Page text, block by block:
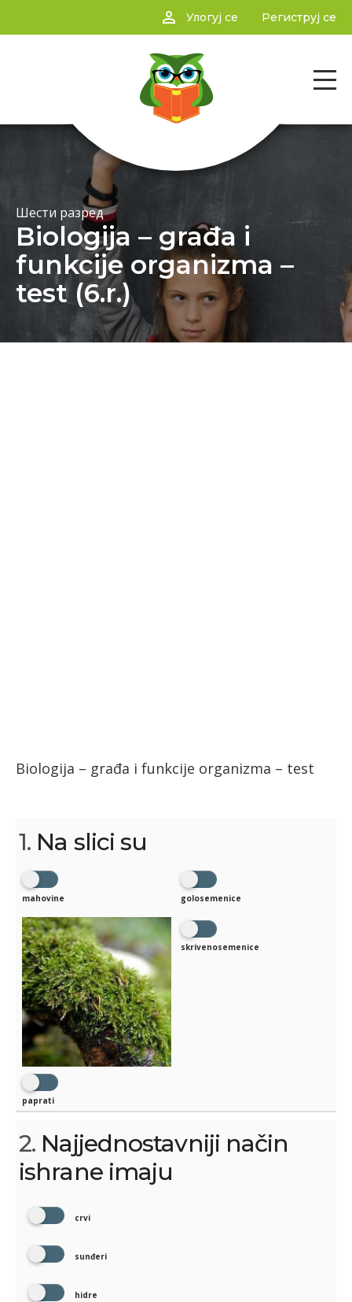
person_outline Улогуј се Региструј се
Шести разред
Biologija – građa i
funkcije organizma –
test (6.r.)
Biologija – građa i funkcije organizma – test
1. Na slici su
mahovine golosemenice
paprati
skrivenosemenice
2. Najjednostavniji način
ishrane imaju
crvi
sunđeri
hidre